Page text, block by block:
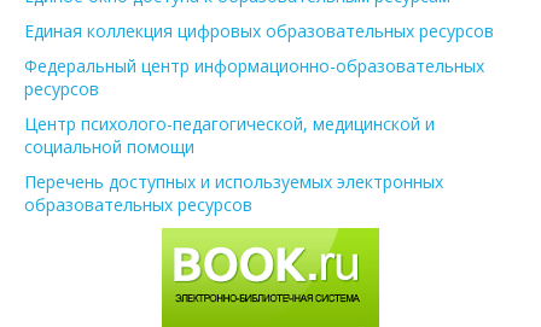
Единая коллекция цифровых образовательных ресурсов
Федеральный центр информационно-образовательных
ресурсов
Центр психолого-педагогической, медицинской и
социальной помощи
Перечень доступных и используемых электронных
образовательных ресурсов